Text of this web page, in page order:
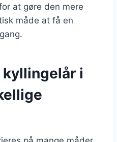
at gøre den mere
måde at få en
i